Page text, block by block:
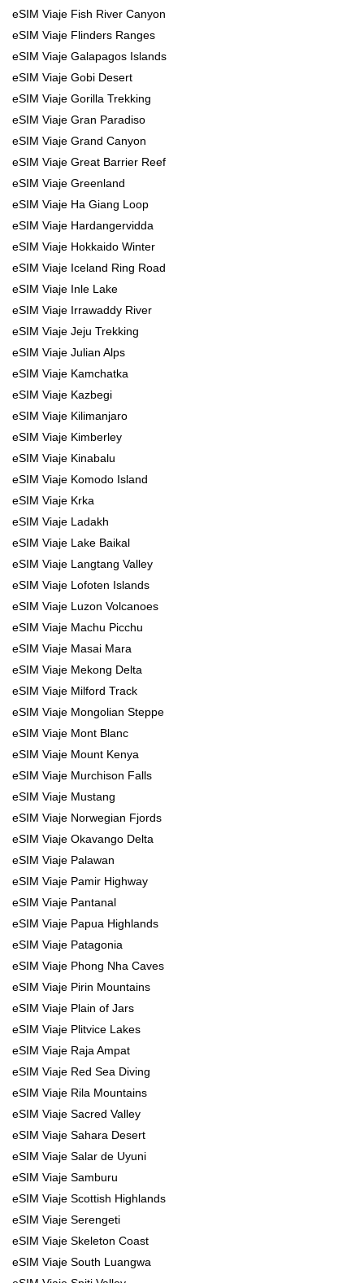
eSIM Viaje Fish River Canyon
eSIM Viaje Flinders Ranges
eSIM Viaje Galapagos Islands
eSIM Viaje Gobi Desert
eSIM Viaje Gorilla Trekking
eSIM Viaje Gran Paradiso
eSIM Viaje Grand Canyon
eSIM Viaje Great Barrier Reef
eSIM Viaje Greenland
eSIM Viaje Ha Giang Loop
eSIM Viaje Hardangervidda
eSIM Viaje Hokkaido Winter
eSIM Viaje Iceland Ring Road
eSIM Viaje Inle Lake
eSIM Viaje Irrawaddy River
eSIM Viaje Jeju Trekking
eSIM Viaje Julian Alps
eSIM Viaje Kamchatka
eSIM Viaje Kazbegi
eSIM Viaje Kilimanjaro
eSIM Viaje Kimberley
eSIM Viaje Kinabalu
eSIM Viaje Komodo Island
eSIM Viaje Krka
eSIM Viaje Ladakh
eSIM Viaje Lake Baikal
eSIM Viaje Langtang Valley
eSIM Viaje Lofoten Islands
eSIM Viaje Luzon Volcanoes
eSIM Viaje Machu Picchu
eSIM Viaje Masai Mara
eSIM Viaje Mekong Delta
eSIM Viaje Milford Track
eSIM Viaje Mongolian Steppe
eSIM Viaje Mont Blanc
eSIM Viaje Mount Kenya
eSIM Viaje Murchison Falls
eSIM Viaje Mustang
eSIM Viaje Norwegian Fjords
eSIM Viaje Okavango Delta
eSIM Viaje Palawan
eSIM Viaje Pamir Highway
eSIM Viaje Pantanal
eSIM Viaje Papua Highlands
eSIM Viaje Patagonia
eSIM Viaje Phong Nha Caves
eSIM Viaje Pirin Mountains
eSIM Viaje Plain of Jars
eSIM Viaje Plitvice Lakes
eSIM Viaje Raja Ampat
eSIM Viaje Red Sea Diving
eSIM Viaje Rila Mountains
eSIM Viaje Sacred Valley
eSIM Viaje Sahara Desert
eSIM Viaje Salar de Uyuni
eSIM Viaje Samburu
eSIM Viaje Scottish Highlands
eSIM Viaje Serengeti
eSIM Viaje Skeleton Coast
eSIM Viaje South Luangwa